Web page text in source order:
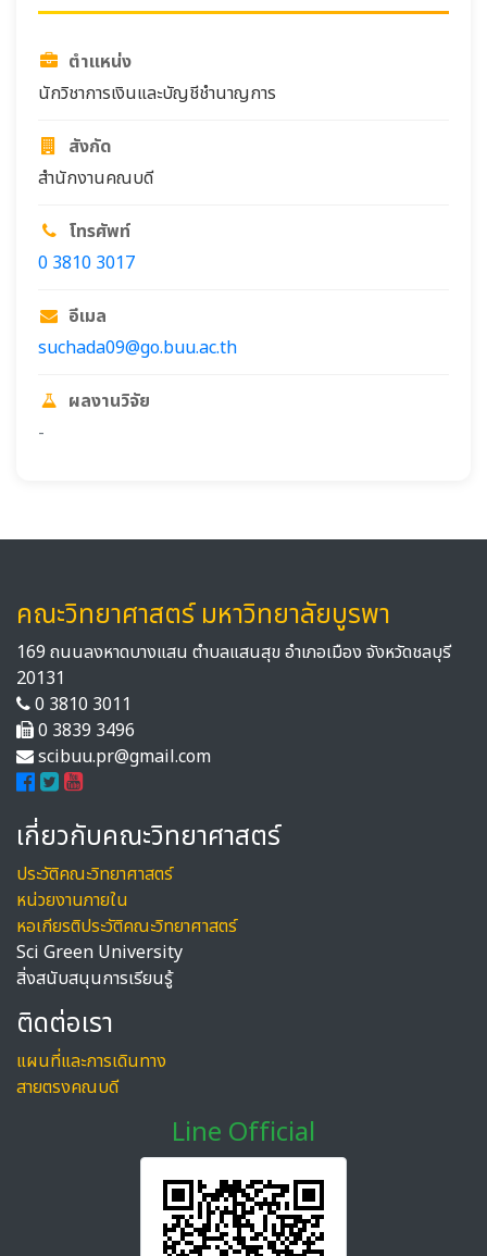
ตำแหน่ง
นักวิชาการเงินและบัญชีชำนาญการ
สังกัด
สำนักงานคณบดี
โทรศัพท์
0 3810 3017
อีเมล
suchada09@go.buu.ac.th
ผลงานวิจัย
-
คณะวิทยาศาสตร์ มหาวิทยาลัยบูรพา
169 ถนนลงหาดบางแสน ตำบลแสนสุข อำเภอเมือง จังหวัดชลบุรี
20131
0 3810 3011
0 3839 3496
scibuu.pr@gmail.com
เกี่ยวกับคณะวิทยาศาสตร์
ประวัติคณะวิทยาศาสตร์
หน่วยงานภายใน
หอเกียรติประวัติคณะวิทยาศาสตร์
Sci Green University
สิ่งสนับสนุนการเรียนรู้
ติดต่อเรา
แผนที่และการเดินทาง
สายตรงคณบดี
Line Official